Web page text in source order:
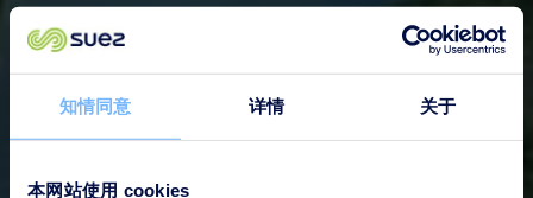
知情同意 详情 关于
本网站使用 cookies